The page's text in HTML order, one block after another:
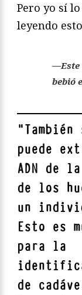
Pero yo sí
leyendo
—Este
bebió
"También
puede
ADN de la
de los
un
Esto es
para la
de